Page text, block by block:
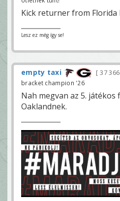
Kick returner from Florida
Lesz ez még így se!
empty taxi 37 366
bracket champion '26
Nah megvan az 5.
Oaklandnek.